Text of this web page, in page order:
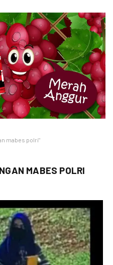
mabes polri"
MABES POLRI